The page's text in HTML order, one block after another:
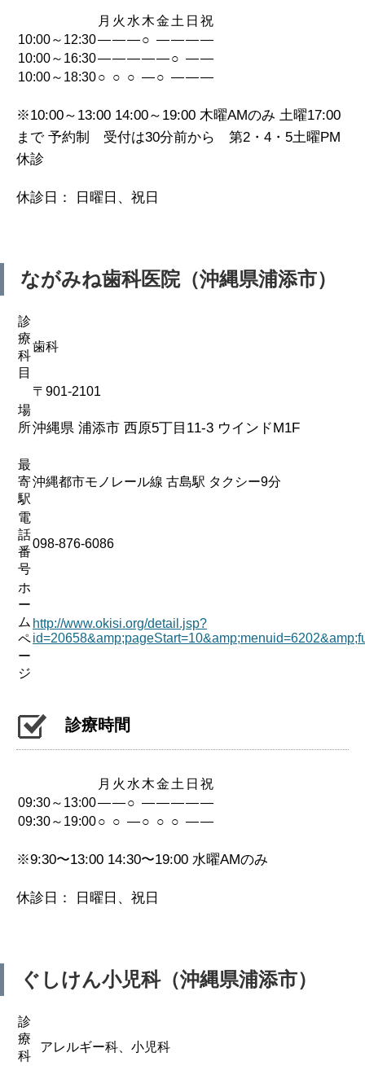
月 火 水 木金 土 日 祝
10:00～12:30———○ ————
10:00～16:30—————○ ——
10:00～18:30○ ○ ○ —○ ———
※10:00～13:00 14:00～19:00 木曜AMのみ 土曜17:00
まで 予約制 受付は30分前から 第2・4・5土曜PM
休診
休診日： 日曜日、祝日
ながみね歯科医院（沖縄県浦添市）
診
療
科
目
歯科
場
所
〒901-2101
沖縄県 浦添市 西原5丁目11-3 ウインドM1F
最
寄
駅
沖縄都市モノレール線 古島駅 タクシー9分
電
話
番
号
098-876-6086
ホ
ー
ム
ペ
ー
ジ
http://www.okisi.org/detail.jsp?
診療時間
月 火 水 木金 土 日 祝
09:30～13:00——○ —————
09:30～19:00○ ○ —○ ○ ○ ——
※9:30〜13:00 14:30〜19:00 水曜AMのみ
休診日： 日曜日、祝日
ぐしけん小児科（沖縄県浦添市）
診
療
科
アレルギー科、小児科